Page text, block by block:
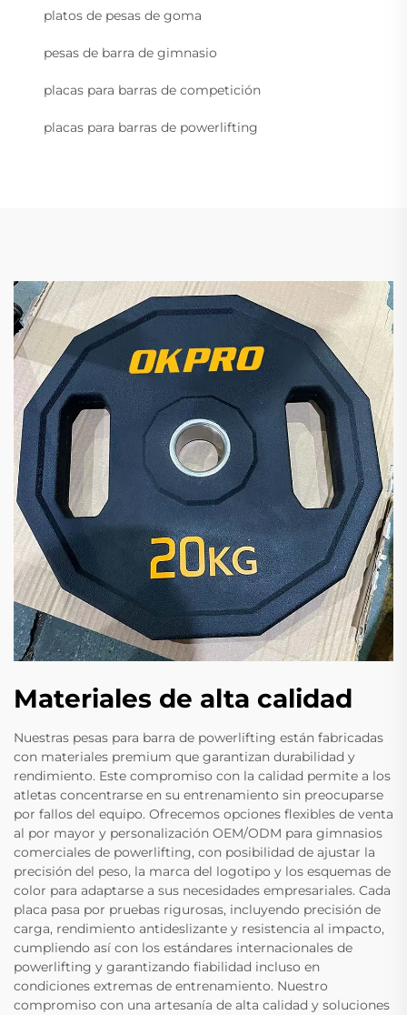
platos de pesas de goma
pesas de barra de gimnasio
placas para barras de competición
placas para barras de powerlifting
Materiales de alta calidad
Nuestras pesas para barra de powerlifting están fabricadas
con materiales premium que garantizan durabilidad y
rendimiento. Este compromiso con la calidad permite a los
atletas concentrarse en su entrenamiento sin preocuparse
por fallos del equipo. Ofrecemos opciones flexibles de venta
al por mayor y personalización OEM/ODM para gimnasios
comerciales de powerlifting, con posibilidad de ajustar la
precisión del peso, la marca del logotipo y los esquemas de
color para adaptarse a sus necesidades empresariales. Cada
placa pasa por pruebas rigurosas, incluyendo precisión de
carga, rendimiento antideslizante y resistencia al impacto,
cumpliendo así con los estándares internacionales de
powerlifting y garantizando fiabilidad incluso en
condiciones extremas de entrenamiento. Nuestro
compromiso con una artesanía de alta calidad y soluciones